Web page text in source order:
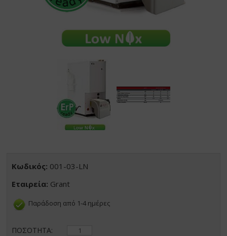
Κωδικός: 001-03-LN
Εταιρεία: Grant
Παράδοση από 1-4 ημέρες
ΠΟΣΟΤΗΤΑ: